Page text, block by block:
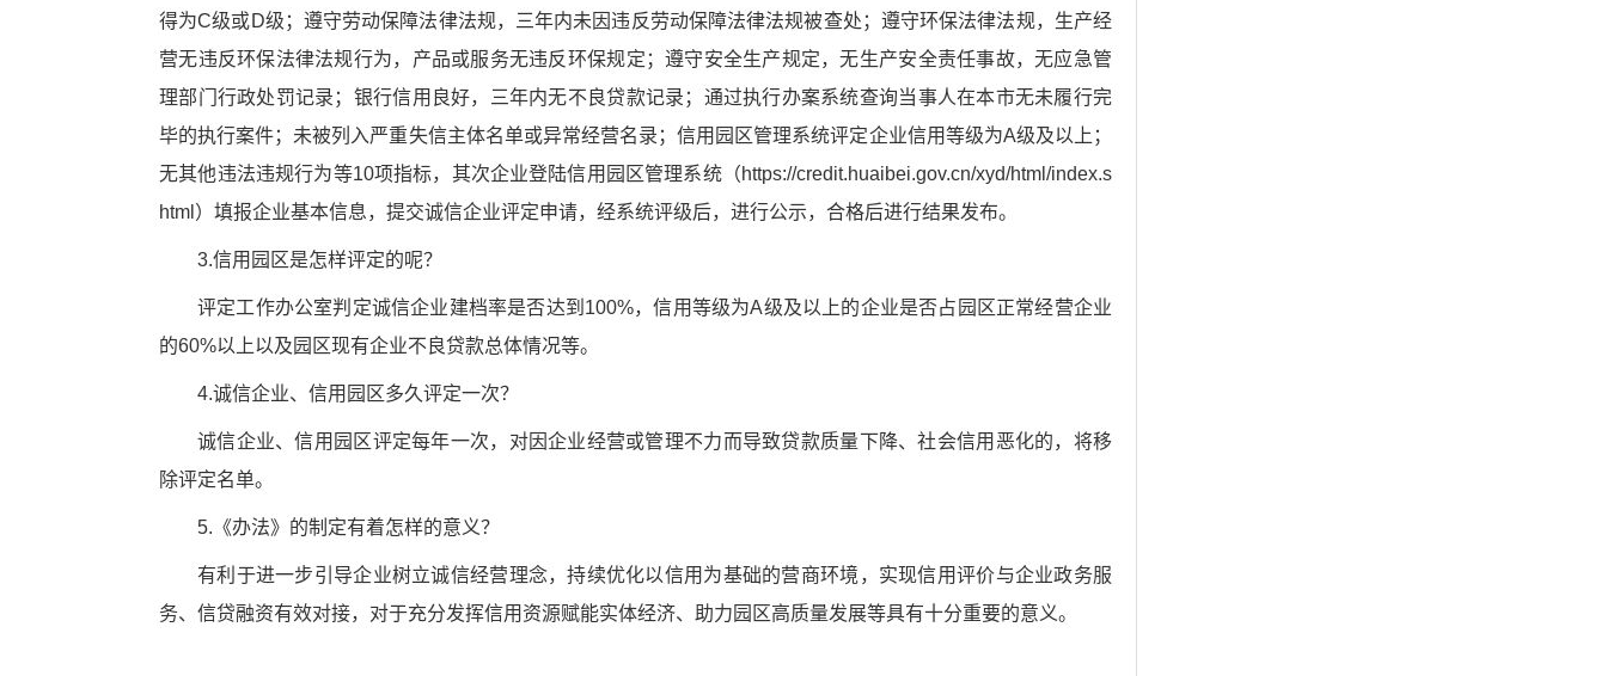
得为C级或D级；遵守劳动保障法律法规，三年内未因违反劳动保障法律法规被查处；遵守环保法律法规，生产经
营无违反环保法律法规行为，产品或服务无违反环保规定；遵守安全生产规定，无生产安全责任事故，无应急管
理部门行政处罚记录；银行信用良好，三年内无不良贷款记录；通过执行办案系统查询当事人在本市无未履行完
毕的执行案件；未被列入严重失信主体名单或异常经营名录；信用园区管理系统评定企业信用等级为A级及以上；
无其他违法违规行为等10项指标，其次企业登陆信用园区管理系统（https://credit.huaibei.gov.cn/xyd/html/index.s
html）填报企业基本信息，提交诚信企业评定申请，经系统评级后，进行公示，合格后进行结果发布。
3.信用园区是怎样评定的呢？
评定工作办公室判定诚信企业建档率是否达到100%，信用等级为A级及以上的企业是否占园区正常经营企业
的60%以上以及园区现有企业不良贷款总体情况等。
4.诚信企业、信用园区多久评定一次？
诚信企业、信用园区评定每年一次，对因企业经营或管理不力而导致贷款质量下降、社会信用恶化的，将移
除评定名单。
5.《办法》的制定有着怎样的意义？
有利于进一步引导企业树立诚信经营理念，持续优化以信用为基础的营商环境，实现信用评价与企业政务服
务、信贷融资有效对接，对于充分发挥信用资源赋能实体经济、助力园区高质量发展等具有十分重要的意义。